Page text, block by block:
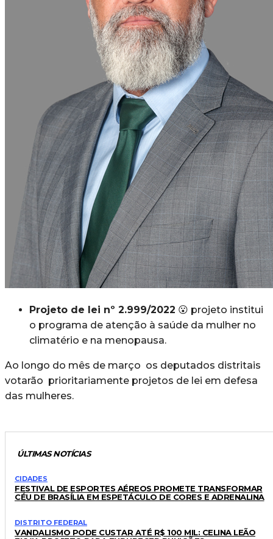
Projeto de lei nº 2.999/2022 😮 projeto institui
o programa de atenção à saúde da mulher no
climatério e na menopausa.
Ao longo do mês de março os deputados distritais
votarão prioritariamente projetos de lei em defesa
das mulheres.
ÚLTIMAS NOTÍCIAS
CIDADES
FESTIVAL DE ESPORTES AÉREOS PROMETE TRANSFORMAR
CÉU DE BRASÍLIA EM ESPETÁCULO DE CORES E ADRENALINA
DISTRITO FEDERAL
VANDALISMO PODE CUSTAR ATÉ R$ 100 MIL: CELINA LEÃO